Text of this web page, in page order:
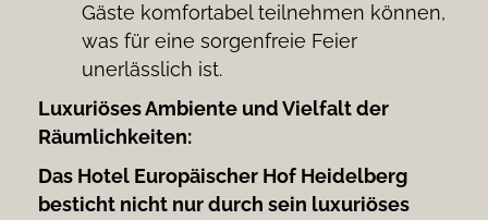
Gäste komfortabel teilnehmen können,
was für eine sorgenfreie Feier
unerlässlich ist.
Luxuriöses Ambiente und Vielfalt der
Räumlichkeiten:
Das Hotel Europäischer Hof Heidelberg
besticht nicht nur durch sein luxuriöses